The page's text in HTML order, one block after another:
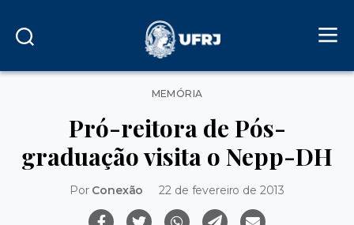
Categorias
MEMÓRIA
Pró-reitora de Pós-
graduação visita o Nepp-DH
Por Conexão 22 de fevereiro de 2013